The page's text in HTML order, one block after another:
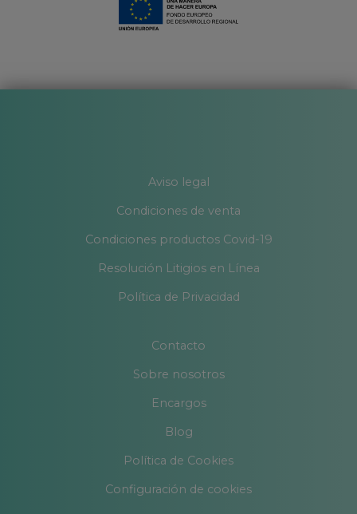
Aviso legal
Condiciones de venta
Condiciones productos Covid-19
Resolución Litigios en Línea
Política de Privacidad
Contacto
Sobre nosotros
Encargos
Blog
Política de Cookies
Configuración de cookies